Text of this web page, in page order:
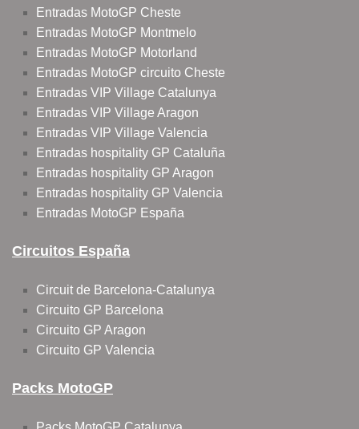
Entradas MotoGP Cheste
Entradas MotoGP Montmelo
Entradas MotoGP Motorland
Entradas MotoGP circuito Cheste
Entradas VIP Village Catalunya
Entradas VIP Village Aragon
Entradas VIP Village Valencia
Entradas hospitality GP Cataluña
Entradas hospitality GP Aragon
Entradas hospitality GP Valencia
Entradas MotoGP España
Circuitos España
Circuit de Barcelona-Catalunya
Circuito GP Barcelona
Circuito GP Aragon
Circuito GP Valencia
Packs MotoGP